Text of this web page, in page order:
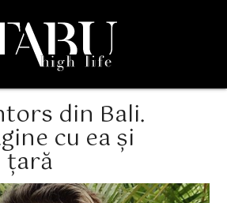
din Bali.
cu ea și
țară